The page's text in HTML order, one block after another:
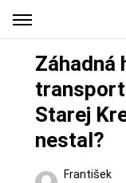
Záhadná
Starej
nestal?
František